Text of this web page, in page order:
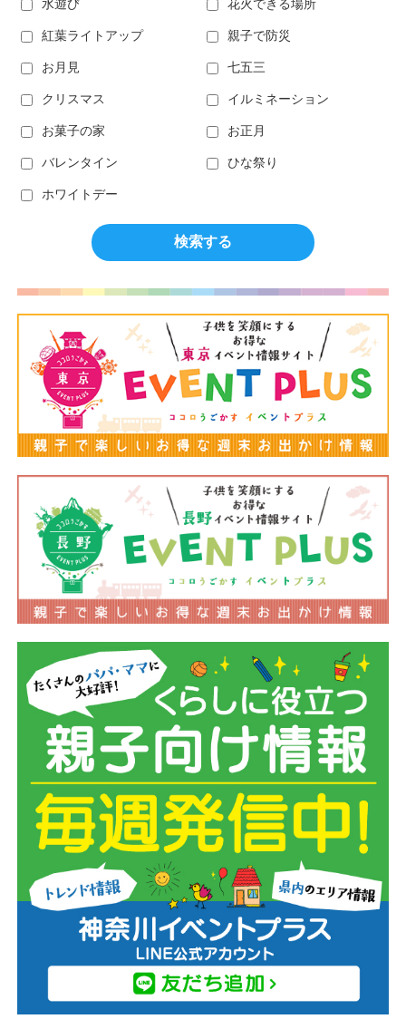
水遊び 花火できる場所
紅葉ライトアップ 親子で防災
お月見 七五三
クリスマス イルミネーション
お菓子の家 お正月
バレンタイン ひな祭り
ホワイトデー